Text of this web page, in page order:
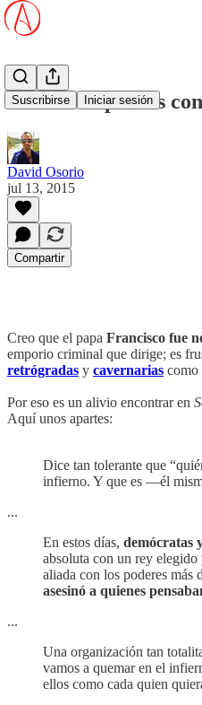
Suscribirse Iniciar sesión
Martín Caparrós
David Osorio
jul 13, 2015
Compartir
Creo que el papa Francisco fue
emporio criminal que dirige; es
retrógradas y cavernarias como
Por eso es un alivio encontrar en
Aquí unos apartes:
Dice tan tolerante que
infierno. Y que es —él
...
En estos días, demócratas
absoluta con un rey
aliada con los poderes
asesinó a quienes
...
Una organización tan
vamos a quemar en el
ellos como cada quien